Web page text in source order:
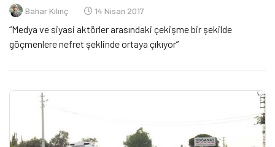
Bahar Kılınç 14 Nisan 2017
“Medya ve siyasi aktörler arasındaki çekişme bir şekilde
göçmenlere nefret şeklinde ortaya çıkıyor”